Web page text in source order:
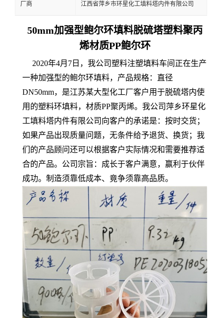
厂商 江西省萍乡市环星化工填料塔内件有限公司
50mm加强型鲍尔环填料脱硫塔塑料聚丙
烯材质PP鲍尔环
2020年4月7日，我公司塑料注塑填料车间正在生产
一种加强型的鲍尔环填料，产品规格：直径
DN50mm，是江苏某大型化工厂客户用于脱硫塔内使
用的塑料环填料，材质PP聚丙烯。我公司萍乡环星化
工填料塔内件有限公司向客户的承诺是：按时交货；
如果产品出现质量问题，无条件给予退货、换货；我
们的产品顾问还可以根据客户实际情况和需要推荐适
合的产品。公司宗旨：成长于客户满意，赢利于伙伴
成功。制造须靠低成本、竟争须靠高品质。